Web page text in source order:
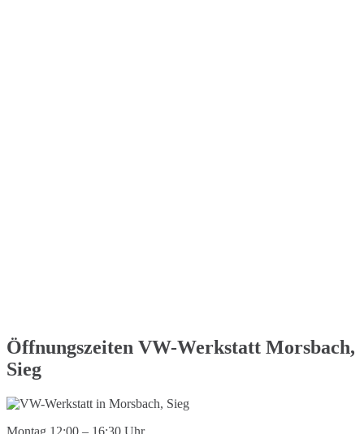
Öffnungszeiten VW-Werkstatt Morsbach,
Sieg